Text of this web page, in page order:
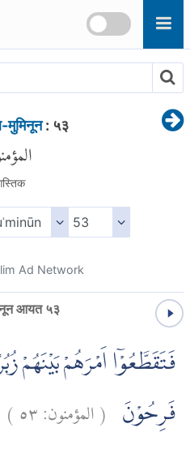
: ५३
Ad Network
आयत ५३
فَتَقَطَّعُوْٓا اَمْرَهُمْ بَيْنَهُمْ
فَرِحُوْنَ (المؤمنون:٥٣)